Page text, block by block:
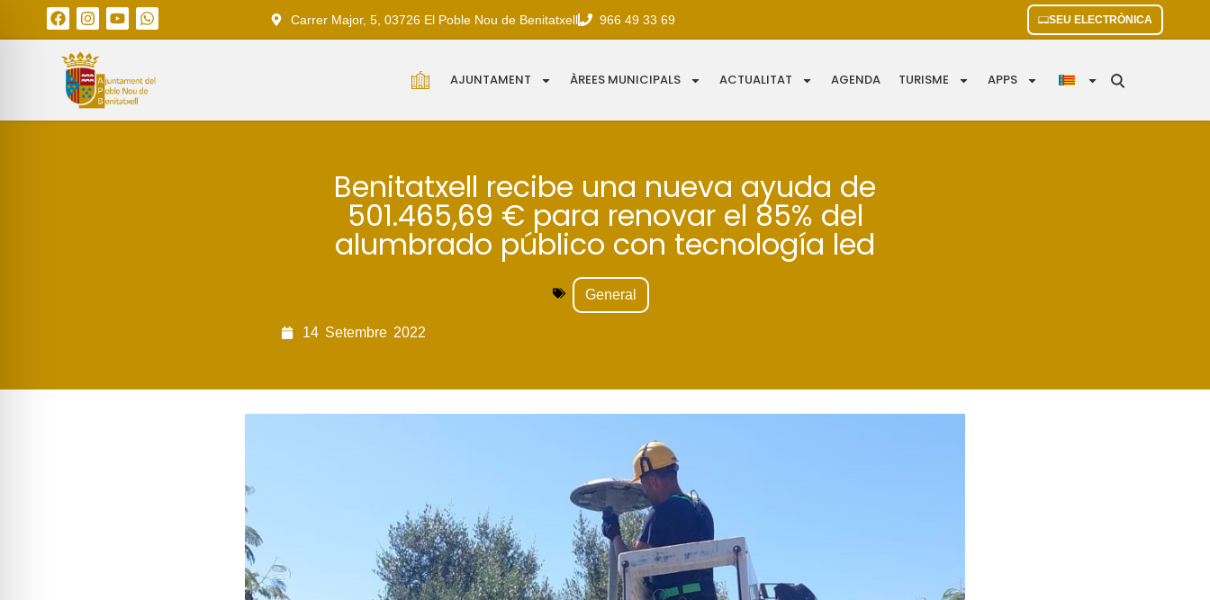
Carrer Major, 5, 03726 El Poble Nou de Benitatxell 966 49 33 69 SEU ELECTRÒNICA
AJUNTAMENT ÀREES MUNICIPALS ACTUALITAT AGENDA TURISME APPS
Benitatxell recibe una nueva ayuda de
501.465,69 € para renovar el 85% del
alumbrado público con tecnología led
General
14 Setembre 2022